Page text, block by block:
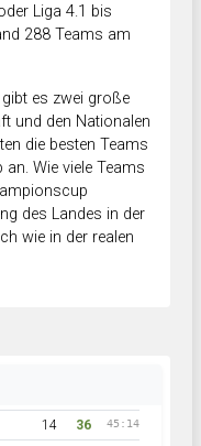
Liga 4.1 bis
288 Teams am
es zwei große
und den Nationalen
die besten Teams
Wie viele Teams
des Landes in der
wie in der realen
14 36 45:14